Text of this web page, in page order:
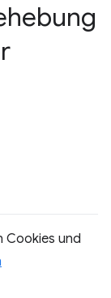
Cookies und